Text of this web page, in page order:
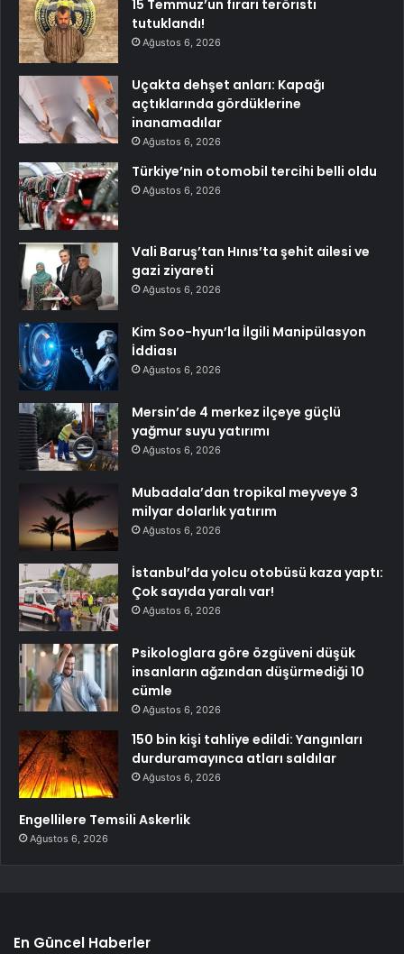
15 Temmuz’un firari teröristi
tutuklandı!
Ağustos 6, 2026
Uçakta dehşet anları: Kapağı
açtıklarında gördüklerine
inanamadılar
Ağustos 6, 2026
Türkiye’nin otomobil tercihi belli oldu
Ağustos 6, 2026
Vali Baruş’tan Hınıs’ta şehit ailesi ve
gazi ziyareti
Ağustos 6, 2026
Kim Soo-hyun’la İlgili Manipülasyon
İddiası
Ağustos 6, 2026
Mersin’de 4 merkez ilçeye güçlü
yağmur suyu yatırımı
Ağustos 6, 2026
Mubadala’dan tropikal meyveye 3
milyar dolarlık yatırım
Ağustos 6, 2026
İstanbul’da yolcu otobüsü kaza yaptı:
Çok sayıda yaralı var!
Ağustos 6, 2026
Psikologlara göre özgüveni düşük
insanların ağzından düşürmediği 10
cümle
Ağustos 6, 2026
150 bin kişi tahliye edildi: Yangınları
durduramayınca atları saldılar
Ağustos 6, 2026
Engellilere Temsili Askerlik
Ağustos 6, 2026
En Güncel Haberler